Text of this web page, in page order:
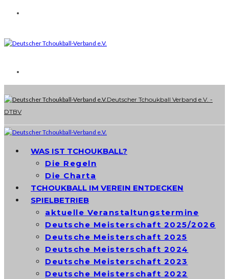
Deutscher Tchoukball Verband e.V. -
DTBV
WAS IST TCHOUKBALL?
Die Regeln
Die Charta
TCHOUKBALL IM VEREIN ENTDECKEN
SPIELBETRIEB
aktuelle Veranstaltungstermine
Deutsche Meisterschaft 2025/2026
Deutsche Meisterschaft 2025
Deutsche Meisterschaft 2024
Deutsche Meisterschaft 2023
Deutsche Meisterschaft 2022